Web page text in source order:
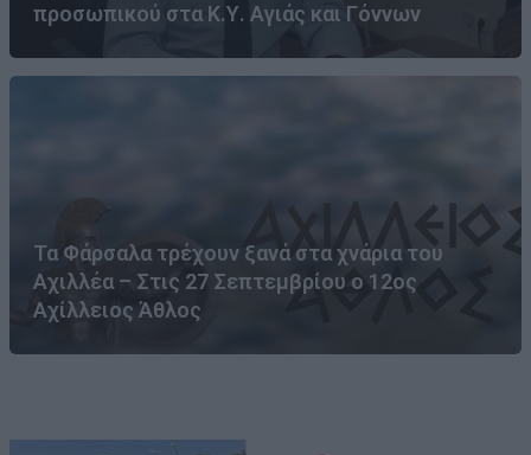
προσωπικού στα Κ.Υ. Αγιάς και Γόννων
Τα Φάρσαλα τρέχουν ξανά στα χνάρια του
Αχιλλέα – Στις 27 Σεπτεμβρίου ο 12ος
Αχίλλειος Άθλος